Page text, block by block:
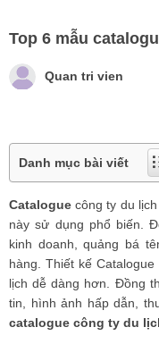
Top 6 mẫu
Quan tri vien
Danh mục bài viết
Catalogue công ty du
này sử dụng phổ biến.
kinh doanh, quảng bá
hàng. Thiết kế
lịch dễ dàng hơn. Đồng
tin, hình ảnh hấp dẫn,
catalogue công ty du